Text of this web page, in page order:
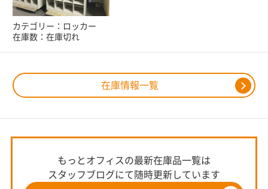
在庫情報一覧
カテゴリー：ロッカー
在庫数：在庫切れ
もっとオフィスの最新在庫品一覧は
スタッフブログにて随時更新しています